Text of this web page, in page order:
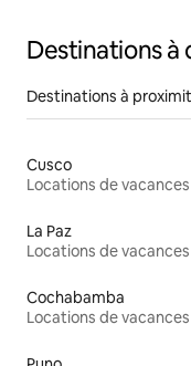
Destinations à
Destinations à
Cusco
Locations de vacances
La Paz
Locations de vacances
Cochabamba
Locations de vacances